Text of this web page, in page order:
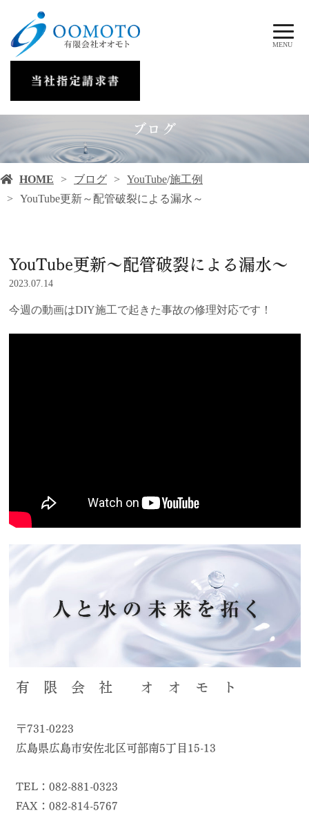
MENU
ブログ
HOME ブログ YouTube/施工例
YouTube更新～配管破裂による漏水～
YouTube更新～配管破裂による漏水～
2023.07.14
今週の動画はDIY施工で起きた事故の修理対応です！
有 限 会 社 オ オ モ ト
〒731-0223
広島県広島市安佐北区可部南5丁目15-13
TEL：082-881-0323
FAX：082-814-5767